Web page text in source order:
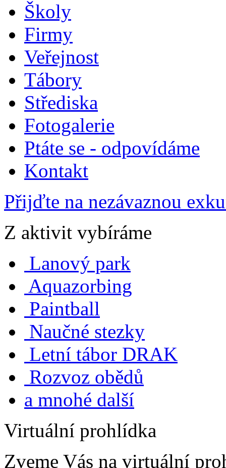
Školy
Firmy
Veřejnost
Tábory
Střediska
Fotogalerie
Ptáte se - odpovídáme
Kontakt
Přijďte na nezávaznou
Z aktivit vybíráme
Lanový park
Aquazorbing
Paintball
Naučné stezky
Letní tábor DRAK
Rozvoz obědů
a mnohé další
Virtuální prohlídka
Zveme Vás na virtuální